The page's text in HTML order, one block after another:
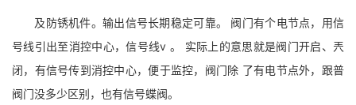
及防锈机件。输出信号长期稳定可靠。 阀门有个电节点，用信
号线引出至消控中心，信号线v 。 实际上的意思就是阀门开启、兲
闭，有信号传到消控中心，便于监控，阀门除 了有电节点外，跟普
阀门没多少区别，也有信号蝶阀。